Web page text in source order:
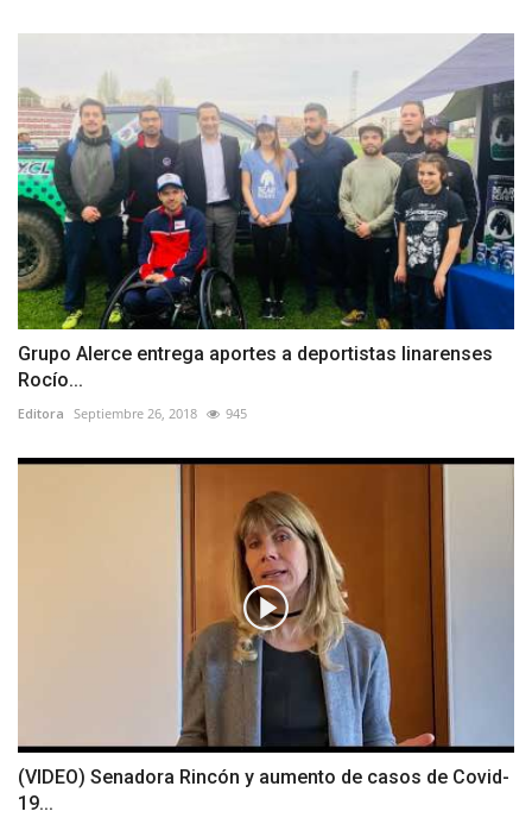
Grupo Alerce entrega aportes a deportistas linarenses
Rocío...
Editora Septiembre 26, 2018 945
(VIDEO) Senadora Rincón y aumento de casos de Covid-
19...